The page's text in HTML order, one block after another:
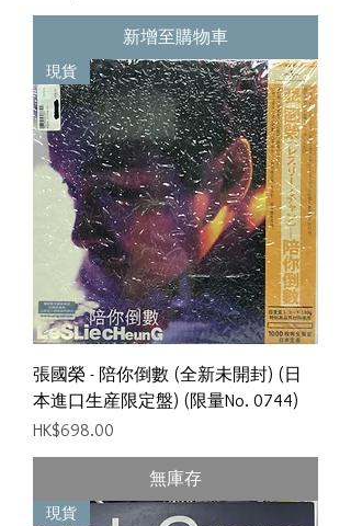
新增至購物車
現貨
張國榮 - 陪你倒數 (全新未開封) (日
本進口生産限定盤) (限量No. 0744)
價格
HK$698.00
無庫存
現貨